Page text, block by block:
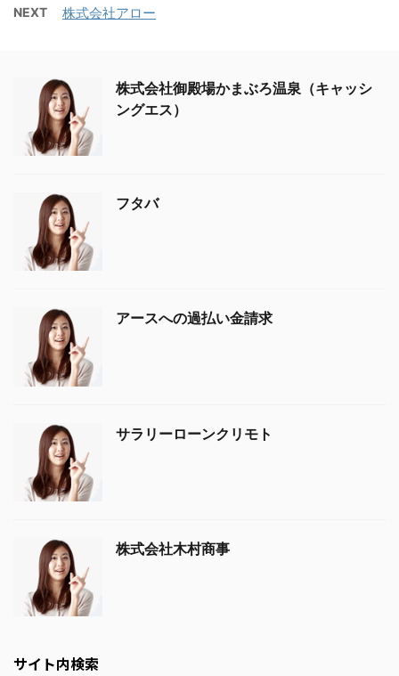
NEXT 株式会社アロー
株式会社御殿場かまぶろ温泉（キャッシ
ングエス）
フタバ
アースへの過払い金請求
サラリーローンクリモト
株式会社木村商事
サイト内検索